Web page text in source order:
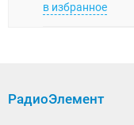
в избранное
РадиоЭлемент